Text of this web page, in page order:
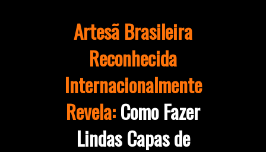
Artesã Brasileira
Reconhecida
Internacionalmente
Revela:Como Fazer
Lindas Capas de